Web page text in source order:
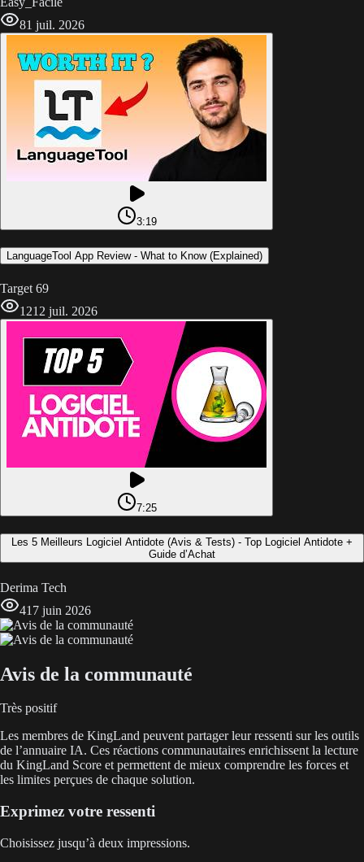
81 juil. 2026
3:19
LanguageTool App Review - What to Know (Explained)
Target 69
1212 juil. 2026
7:25
Les 5 Meilleurs Logiciel Antidote (Avis & Tests) - Top Logiciel Antidote +
Guide d’Achat
Derima Tech
417 juin 2026
Avis de la communauté
Très positif
Les membres de KingLand peuvent partager leur ressenti sur les outils
de l’annuaire IA. Ces réactions communautaires enrichissent la lecture
du KingLand Score et permettent de mieux comprendre les forces et
les limites perçues de chaque solution.
Exprimez votre ressenti
Choisissez jusqu’à deux impressions.